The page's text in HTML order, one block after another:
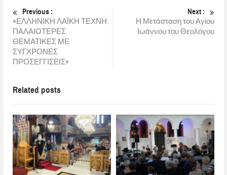
Previous :
«ΕΛΛΗΝΙΚΗ ΛΑΪΚΗ ΤΕΧΝΗ:
ΠΑΛΑΙΟΤΕΡΕΣ
ΘΕΜΑΤΙΚΕΣ ΜΕ
ΣΥΓΧΡΟΝΕΣ
ΠΡΟΣΕΓΓΙΣΕΙΣ»
Next :
Η Μετάσταση του Αγίου
Ιωάννου του Θεολόγου
Related posts